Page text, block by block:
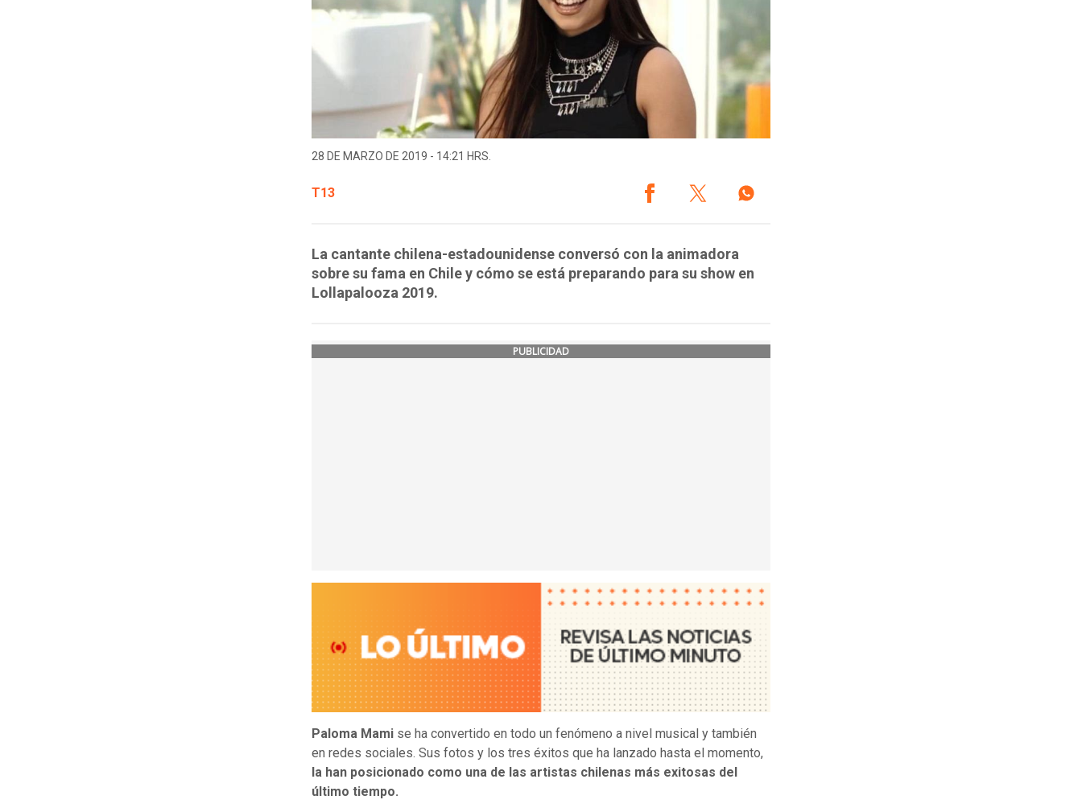
28 DE MARZO DE 2019 - 14:21 HRS.
T13
La cantante chilena-estadounidense conversó con la animadora
sobre su fama en Chile y cómo se está preparando para su show en
Lollapalooza 2019.
PUBLICIDAD
Paloma Mami se ha convertido en todo un fenómeno a nivel musical y también
en redes sociales. Sus fotos y los tres éxitos que ha lanzado hasta el momento,
la han posicionado como una de las artistas chilenas más exitosas del
último tiempo.